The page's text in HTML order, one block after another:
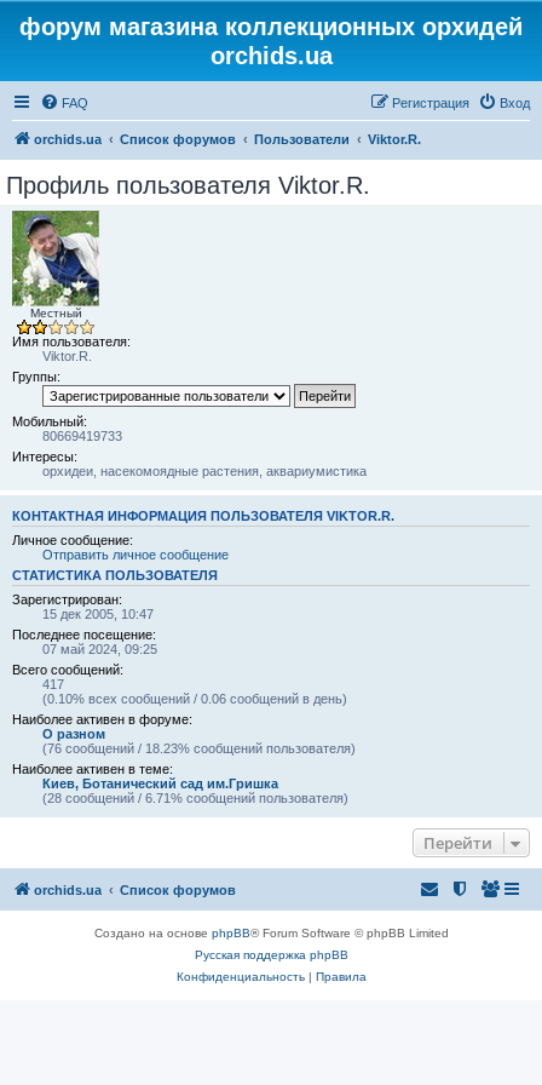
форум магазина коллекционных орхидей
orchids.ua
FAQ Вход
Регистрация
orchids.ua Список форумов Пользователи Viktor.R.
Профиль пользователя Viktor.R.
Местный
Имя пользователя:
Viktor.R.
Группы:
Мобильный:
80669419733
Интересы:
орхидеи, насекомоядные растения, аквариумистика
КОНТАКТНАЯ ИНФОРМАЦИЯ ПОЛЬЗОВАТЕЛЯ VIKTOR.R.
Личное сообщение:
Отправить личное сообщение
СТАТИСТИКА ПОЛЬЗОВАТЕЛЯ
Зарегистрирован:
15 дек 2005, 10:47
Последнее посещение:
07 май 2024, 09:25
Всего сообщений:
417
(0.10% всех сообщений / 0.06 сообщений в день)
Наиболее активен в форуме:
О разном
(76 сообщений / 18.23% сообщений пользователя)
Наиболее активен в теме:
Киев, Ботанический сад им.Гришка
(28 сообщений / 6.71% сообщений пользователя)
Перейти
orchids.ua Список форумов
Создано на основе phpBB® Forum Software © phpBB Limited
Русская поддержка phpBB
Конфиденциальность| Правила